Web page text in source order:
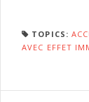
TOPICS:
AVEC EFFET